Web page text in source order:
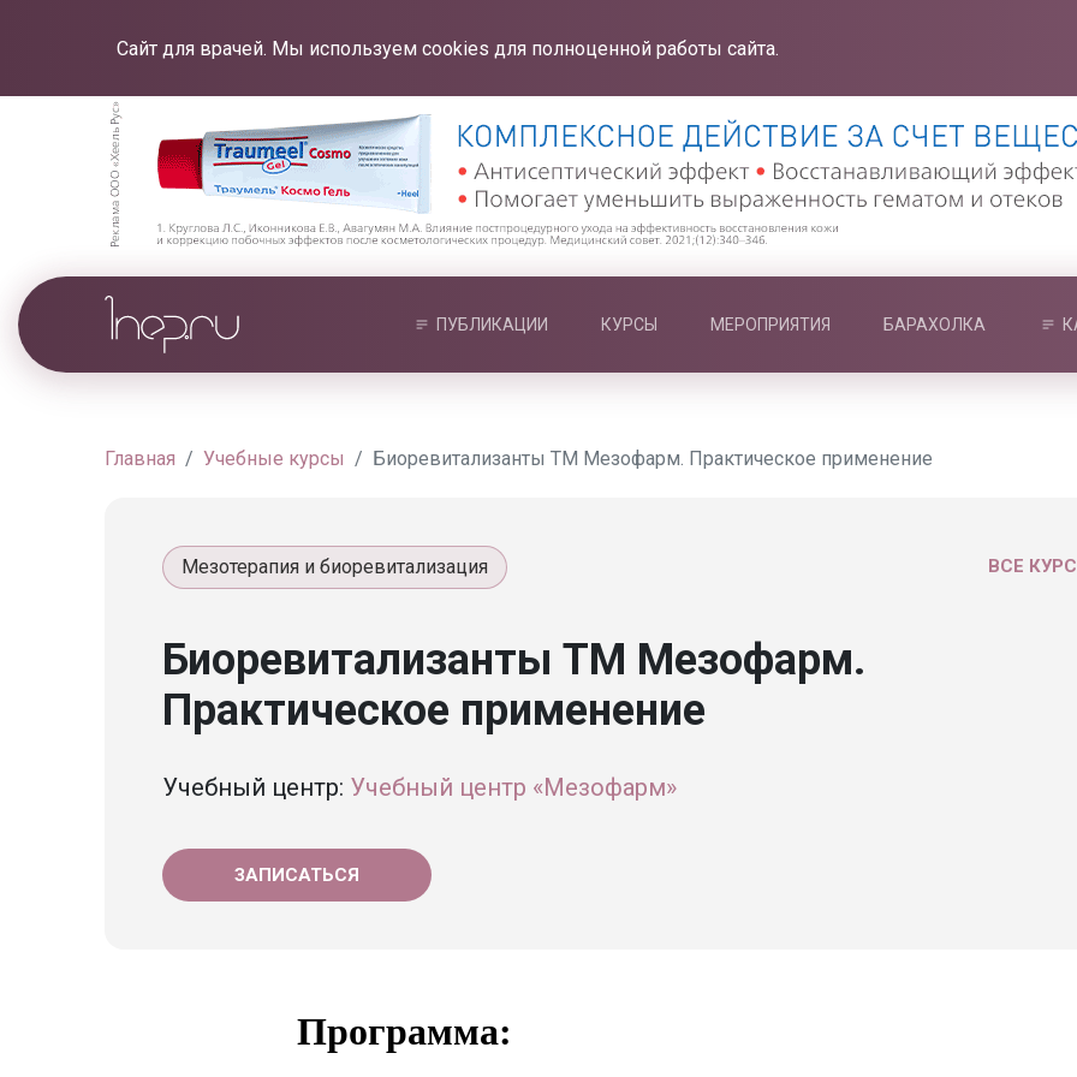
Сайт для врачей. Мы используем cookies для полноценной работы сайта.
ПУБЛИКАЦИИ КУРСЫ МЕРОПРИЯТИЯ БАРАХОЛКА
Главная Учебные курсы Биоревитализанты ТМ Мезофарм. Практическое применение
ВСЕ
Мезотерапия и биоревитализация
Биоревитализанты ТМ Мезофарм.
Практическое применение
Учебный центр: Учебный центр «Мезофарм»
ЗАПИСАТЬСЯ
Программа: